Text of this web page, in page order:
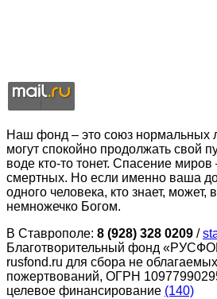
Наш фонд – это союз нормальных
могут спокойно продолжать свой
воде кто-то тонет. Спасение миров
смертных. Но если именно ваша
одного человека, кто знает, может,
немножечко Богом.
В Ставрополе: 8 (928) 328 0209 /
Благотворительный фонд
rusfond.ru для сбора не
пожертвований, ОГРН
целевое финансирование (140)